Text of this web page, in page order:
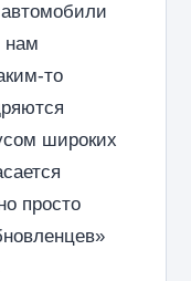
нам
то
широких
просто